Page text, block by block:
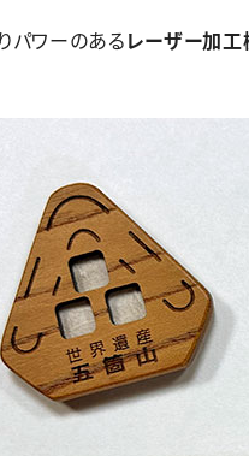
パワーのあるレーザー加工